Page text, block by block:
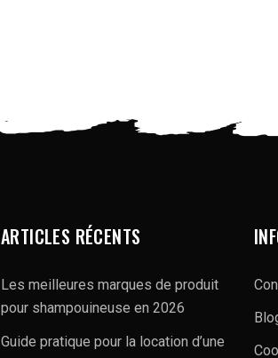
ARTICLES RÉCENTS
Les meilleures marques de produit
pour shampouineuse en 2026
Guide pratique pour la location d’une